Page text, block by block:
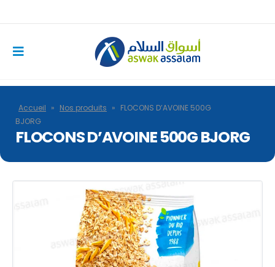
Accueil » Nos produits » FLOCONS D’AVOINE 500G
BJORG
FLOCONS D’AVOINE 500G BJORG